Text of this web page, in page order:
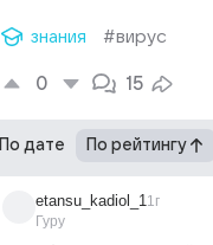
знания #вирус
0 15
По дате По рейтингу
etansu_kadiol_1
Гуру
1г